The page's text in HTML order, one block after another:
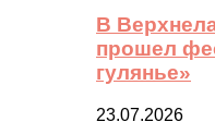
В
прошел
гулянье»
23.07.2026